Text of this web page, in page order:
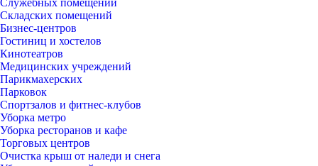
Служебных помещений
Складских помещений
Бизнес-центров
Гостиниц и хостелов
Кинотеатров
Медицинских учреждений
Парикмахерских
Парковок
Спортзалов и фитнес-клубов
Уборка метро
Уборка ресторанов и кафе
Торговых центров
Очистка крыш от наледи и снега